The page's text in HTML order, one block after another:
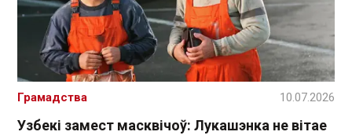
Узбекі замест масквічоў: Лукашэнка не вітае
Грамадства 10.07.2026